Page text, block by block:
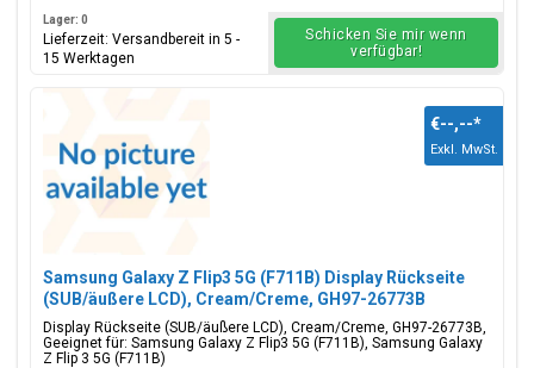
Lager: 0
Lieferzeit: Versandbereit in 5 -
15 Werktagen
Schicken Sie mir wenn
verfügbar!
Samsung Galaxy Z Flip3 5G (F711B) Display Rückseite
(SUB/äußere LCD), Cream/Creme, GH97-26773B
Display Rückseite (SUB/äußere LCD), Cream/Creme, GH97-26773B,
Geeignet für: Samsung Galaxy Z Flip3 5G (F711B), Samsung Galaxy
Z Flip 3 5G (F711B)
€--,--*
Exkl. MwSt.